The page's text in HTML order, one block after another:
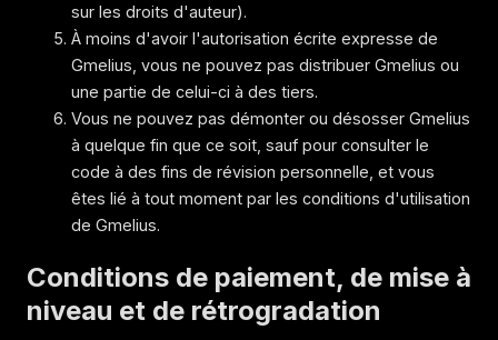
sur les droits d'auteur).
À moins d'avoir l'autorisation écrite expresse de
Gmelius, vous ne pouvez pas distribuer Gmelius ou
une partie de celui-ci à des tiers.
Vous ne pouvez pas démonter ou désosser Gmelius
à quelque fin que ce soit, sauf pour consulter le
code à des fins de révision personnelle, et vous
êtes lié à tout moment par les conditions d'utilisation
de Gmelius.
Conditions de paiement, de mise à
niveau et de rétrogradation